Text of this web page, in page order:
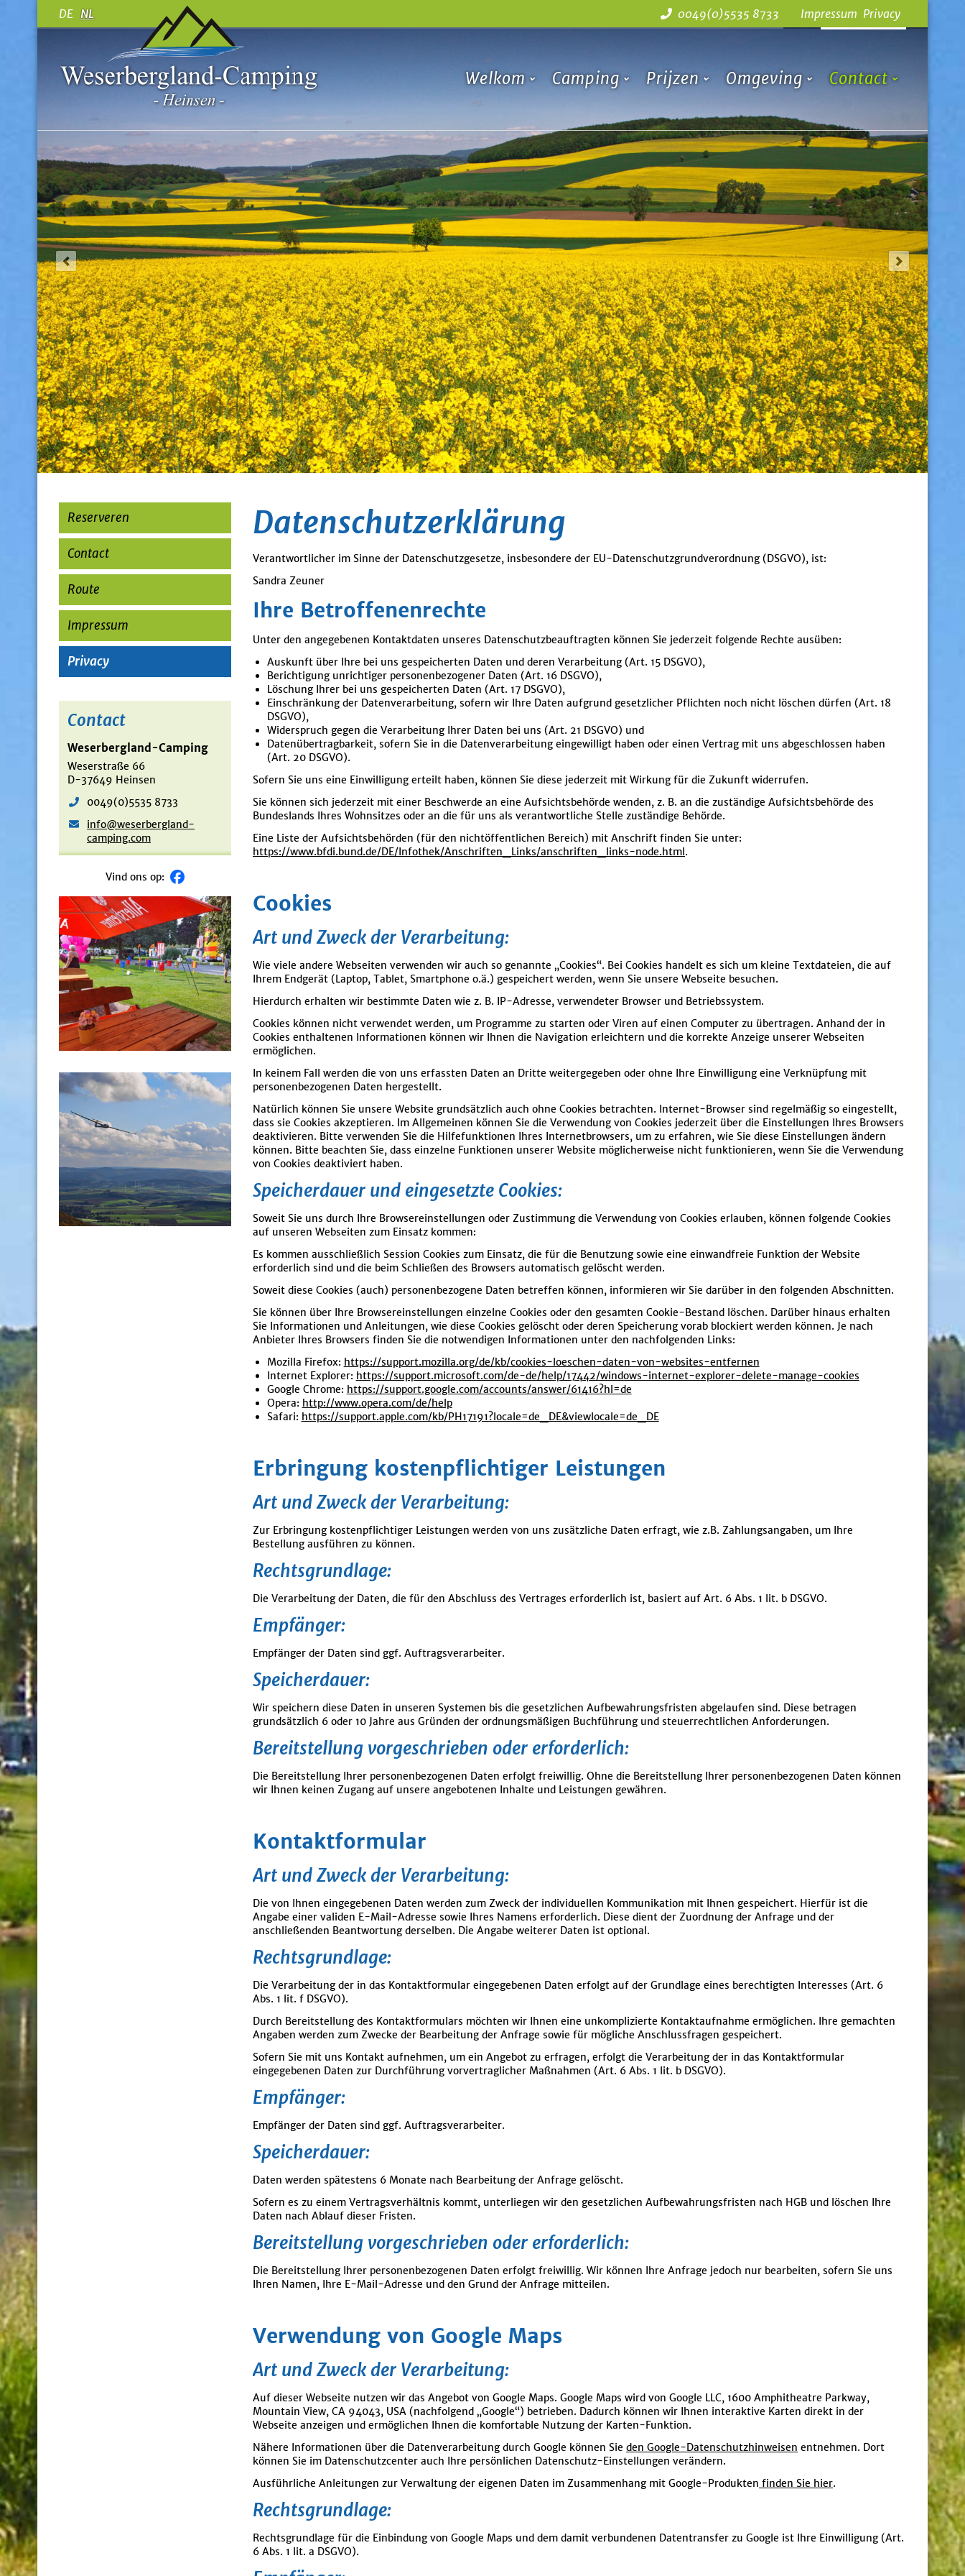
DE NL 0049(0)5535 8733 Impressum Privacy
Navigatie
Welkom Camping Prijzen Omgeving Contact
Datenschutzerklärung
Verantwortlicher im Sinne der Datenschutzgesetze, insbesondere der EU-Datenschutzgrundverordnung (DSGVO), ist:
Sandra Zeuner
Ihre Betroffenenrechte
Unter den angegebenen Kontaktdaten unseres Datenschutzbeauftragten können Sie jederzeit folgende Rechte ausüben:
Auskunft über Ihre bei uns gespeicherten Daten und deren Verarbeitung (Art. 15 DSGVO),
Berichtigung unrichtiger personenbezogener Daten (Art. 16 DSGVO),
Löschung Ihrer bei uns gespeicherten Daten (Art. 17 DSGVO),
Einschränkung der Datenverarbeitung, sofern wir Ihre Daten aufgrund gesetzlicher Pflichten noch nicht löschen dürfen (Art. 18
DSGVO),
Widerspruch gegen die Verarbeitung Ihrer Daten bei uns (Art. 21 DSGVO) und
Datenübertragbarkeit, sofern Sie in die Datenverarbeitung eingewilligt haben oder einen Vertrag mit uns abgeschlossen haben
(Art. 20 DSGVO).
Sofern Sie uns eine Einwilligung erteilt haben, können Sie diese jederzeit mit Wirkung für die Zukunft widerrufen.
Sie können sich jederzeit mit einer Beschwerde an eine Aufsichtsbehörde wenden, z. B. an die zuständige Aufsichtsbehörde des
Bundeslands Ihres Wohnsitzes oder an die für uns als verantwortliche Stelle zuständige Behörde.
Eine Liste der Aufsichtsbehörden (für den nichtöffentlichen Bereich) mit Anschrift finden Sie unter:
https://www.bfdi.bund.de/DE/Infothek/Anschriften_Links/anschriften_links-node.html.
Cookies
Art und Zweck der Verarbeitung:
Wie viele andere Webseiten verwenden wir auch so genannte „Cookies“. Bei Cookies handelt es sich um kleine Textdateien, die auf
Ihrem Endgerät (Laptop, Tablet, Smartphone o.ä.) gespeichert werden, wenn Sie unsere Webseite besuchen.
Hierdurch erhalten wir bestimmte Daten wie z. B. IP-Adresse, verwendeter Browser und Betriebssystem.
Cookies können nicht verwendet werden, um Programme zu starten oder Viren auf einen Computer zu übertragen. Anhand der in
Cookies enthaltenen Informationen können wir Ihnen die Navigation erleichtern und die korrekte Anzeige unserer Webseiten
ermöglichen.
In keinem Fall werden die von uns erfassten Daten an Dritte weitergegeben oder ohne Ihre Einwilligung eine Verknüpfung mit
personenbezogenen Daten hergestellt.
Natürlich können Sie unsere Website grundsätzlich auch ohne Cookies betrachten. Internet-Browser sind regelmäßig so eingestellt,
dass sie Cookies akzeptieren. Im Allgemeinen können Sie die Verwendung von Cookies jederzeit über die Einstellungen Ihres Browsers
deaktivieren. Bitte verwenden Sie die Hilfefunktionen Ihres Internetbrowsers, um zu erfahren, wie Sie diese Einstellungen ändern
können. Bitte beachten Sie, dass einzelne Funktionen unserer Website möglicherweise nicht funktionieren, wenn Sie die Verwendung
von Cookies deaktiviert haben.
Speicherdauer und eingesetzte Cookies:
Soweit Sie uns durch Ihre Browsereinstellungen oder Zustimmung die Verwendung von Cookies erlauben, können folgende Cookies
auf unseren Webseiten zum Einsatz kommen:
Es kommen ausschließlich Session Cookies zum Einsatz, die für die Benutzung sowie eine einwandfreie Funktion der Website
erforderlich sind und die beim Schließen des Browsers automatisch gelöscht werden.
Soweit diese Cookies (auch) personenbezogene Daten betreffen können, informieren wir Sie darüber in den folgenden Abschnitten.
Sie können über Ihre Browsereinstellungen einzelne Cookies oder den gesamten Cookie-Bestand löschen. Darüber hinaus erhalten
Sie Informationen und Anleitungen, wie diese Cookies gelöscht oder deren Speicherung vorab blockiert werden können. Je nach
Anbieter Ihres Browsers finden Sie die notwendigen Informationen unter den nachfolgenden Links:
Mozilla Firefox: https://support.mozilla.org/de/kb/cookies-loeschen-daten-von-websites-entfernen
Internet Explorer: https://support.microsoft.com/de-de/help/17442/windows-internet-explorer-delete-manage-cookies
Google Chrome: https://support.google.com/accounts/answer/61416?hl=de
Opera: http://www.opera.com/de/help
Safari: https://support.apple.com/kb/PH17191?locale=de_DE&viewlocale=de_DE
Erbringung kostenpflichtiger Leistungen
Art und Zweck der Verarbeitung:
Zur Erbringung kostenpflichtiger Leistungen werden von uns zusätzliche Daten erfragt, wie z.B. Zahlungsangaben, um Ihre
Bestellung ausführen zu können.
Rechtsgrundlage:
Die Verarbeitung der Daten, die für den Abschluss des Vertrages erforderlich ist, basiert auf Art. 6 Abs. 1 lit. b DSGVO.
Empfänger:
Empfänger der Daten sind ggf. Auftragsverarbeiter.
Speicherdauer:
Wir speichern diese Daten in unseren Systemen bis die gesetzlichen Aufbewahrungsfristen abgelaufen sind. Diese betragen
grundsätzlich 6 oder 10 Jahre aus Gründen der ordnungsmäßigen Buchführung und steuerrechtlichen Anforderungen.
Bereitstellung vorgeschrieben oder erforderlich:
Die Bereitstellung Ihrer personenbezogenen Daten erfolgt freiwillig. Ohne die Bereitstellung Ihrer personenbezogenen Daten können
wir Ihnen keinen Zugang auf unsere angebotenen Inhalte und Leistungen gewähren.
Kontaktformular
Art und Zweck der Verarbeitung:
Die von Ihnen eingegebenen Daten werden zum Zweck der individuellen Kommunikation mit Ihnen gespeichert. Hierfür ist die
Angabe einer validen E-Mail-Adresse sowie Ihres Namens erforderlich. Diese dient der Zuordnung der Anfrage und der
anschließenden Beantwortung derselben. Die Angabe weiterer Daten ist optional.
Rechtsgrundlage:
Die Verarbeitung der in das Kontaktformular eingegebenen Daten erfolgt auf der Grundlage eines berechtigten Interesses (Art. 6
Abs. 1 lit. f DSGVO).
Durch Bereitstellung des Kontaktformulars möchten wir Ihnen eine unkomplizierte Kontaktaufnahme ermöglichen. Ihre gemachten
Angaben werden zum Zwecke der Bearbeitung der Anfrage sowie für mögliche Anschlussfragen gespeichert.
Sofern Sie mit uns Kontakt aufnehmen, um ein Angebot zu erfragen, erfolgt die Verarbeitung der in das Kontaktformular
eingegebenen Daten zur Durchführung vorvertraglicher Maßnahmen (Art. 6 Abs. 1 lit. b DSGVO).
Empfänger:
Empfänger der Daten sind ggf. Auftragsverarbeiter.
Speicherdauer:
Daten werden spätestens 6 Monate nach Bearbeitung der Anfrage gelöscht.
Sofern es zu einem Vertragsverhältnis kommt, unterliegen wir den gesetzlichen Aufbewahrungsfristen nach HGB und löschen Ihre
Daten nach Ablauf dieser Fristen.
Bereitstellung vorgeschrieben oder erforderlich:
Die Bereitstellung Ihrer personenbezogenen Daten erfolgt freiwillig. Wir können Ihre Anfrage jedoch nur bearbeiten, sofern Sie uns
Ihren Namen, Ihre E-Mail-Adresse und den Grund der Anfrage mitteilen.
Verwendung von Google Maps
Art und Zweck der Verarbeitung:
Auf dieser Webseite nutzen wir das Angebot von Google Maps. Google Maps wird von Google LLC, 1600 Amphitheatre Parkway,
Mountain View, CA 94043, USA (nachfolgend „Google“) betrieben. Dadurch können wir Ihnen interaktive Karten direkt in der
Webseite anzeigen und ermöglichen Ihnen die komfortable Nutzung der Karten-Funktion.
Nähere Informationen über die Datenverarbeitung durch Google können Sie den Google-Datenschutzhinweisen entnehmen. Dort
können Sie im Datenschutzcenter auch Ihre persönlichen Datenschutz-Einstellungen verändern.
Ausführliche Anleitungen zur Verwaltung der eigenen Daten im Zusammenhang mit Google-Produkten finden Sie hier.
Rechtsgrundlage:
Rechtsgrundlage für die Einbindung von Google Maps und dem damit verbundenen Datentransfer zu Google ist Ihre Einwilligung (Art.
6 Abs. 1 lit. a DSGVO).
Reserveren
Contact
Route
Impressum
Privacy
Contact
Weserbergland-Camping
Weserstraße 66
D-37649 Heinsen
0049(0)5535 8733
info@weserbergland-
camping.com
Vind ons op: